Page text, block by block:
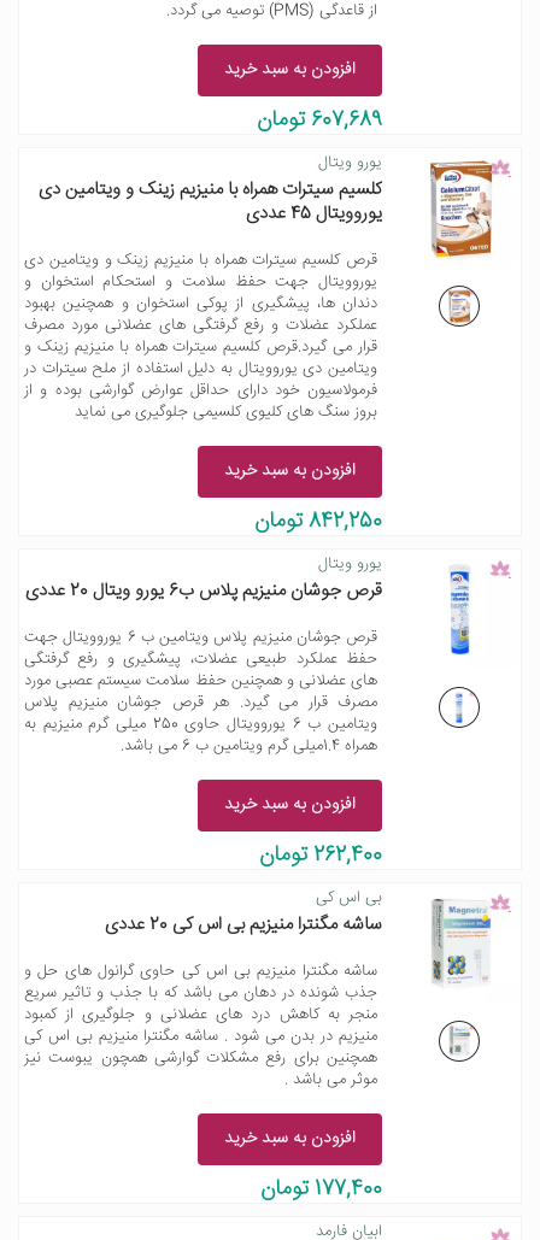
از قاعدگی (PMS) توصیه می گردد.
افزودن به سبد خرید
607,689 تومان
یورو ویتال
کلسیم سیترات همراه با منیزیم زینک و ویتامین دی
یوروویتال 45 عددی
قرص کلسیم سیترات همراه با منیزیم زینک و ویتامین دی
یوروویتال جهت حفظ سلامت و استحکام استخوان و
دندان ها، پیشگیری از پوکی استخوان و همچنین بهبود
عملکرد عضلات و رفع گرفتگی های عضلانی مورد مصرف
قرار می گیرد.قرص کلسیم سیترات همراه با منیزیم زینک و
ویتامین دی یوروویتال به دلیل استفاده از ملح سیترات در
فرمولاسیون خود دارای حداقل عوارض گوارشی بوده و از
بروز سنگ های کلیوی کلسیمی جلوگیری می نماید
افزودن به سبد خرید
842,250 تومان
یورو ویتال
قرص جوشان منیزیم پلاس ب6 یورو ویتال 20 عددی
قرص جوشان منیزیم پلاس ویتامین ب 6 یوروویتال جهت
حفظ عملکرد طبیعی عضلات، پیشگیری و رفع گرفتگی
های عضلانی و همچنین حفظ سلامت سیستم عصبی مورد
مصرف قرار می گیرد. هر قرص جوشان منیزیم پلاس
ویتامین ب 6 یوروویتال حاوی 250 میلی گرم منیزیم به
همراه 1.4میلی گرم ویتامین ب 6 می باشد.
افزودن به سبد خرید
262,400 تومان
بی اس کی
ساشه مگنترا منیزیم بی اس کی 20 عددی
ساشه مگنترا منیزیم بی اس کی حاوی گرانول های حل و
جذب شونده در دهان می باشد که با جذب و تاثیر سریع
منجر به کاهش درد های عضلانی و جلوگیری از کمبود
منیزیم در بدن می شود . ساشه مگنترا منیزیم بی اس کی
همچنین برای رفع مشکلات گوارشی همچون یبوست نیز
موثر می باشد .
افزودن به سبد خرید
177,400 تومان
ابیان فارمد